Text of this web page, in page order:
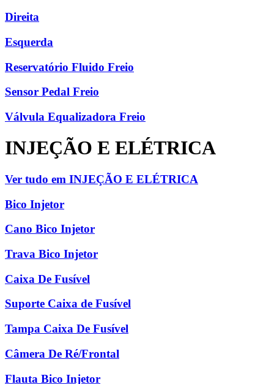
Direita
Esquerda
Reservatório Fluido Freio
Sensor Pedal Freio
Válvula Equalizadora Freio
INJEÇÃO E ELÉTRICA
Ver tudo em INJEÇÃO E ELÉTRICA
Bico Injetor
Cano Bico Injetor
Trava Bico Injetor
Caixa De Fusível
Suporte Caixa de Fusível
Tampa Caixa De Fusível
Câmera De Ré/Frontal
Flauta Bico Injetor